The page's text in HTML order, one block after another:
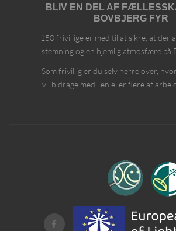
BLIV EN DEL AF
BOVBJERG FYR
150 frivillige er med til at sikre, at der
stemning og en hjemlig atmosfære på
Som frivillig er du selv herre over,
vil bidrage med i en eller flere af